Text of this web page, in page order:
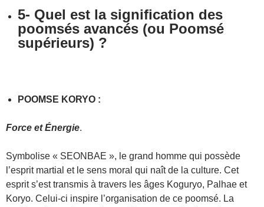
5- Quel est la signification des
poomsés avancés (ou Poomsé
supérieurs) ?
POOMSE KORYO :
Force et Énergie.
Symbolise « SEONBAE », le grand homme qui possède
l’esprit martial et le sens moral qui naît de la culture. Cet
esprit s’est transmis à travers les âges Koguryo, Palhae et
Koryo. Celui-ci inspire l’organisation de ce poomsé. La